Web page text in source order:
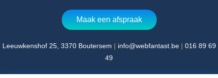
Maak een afspraak
Leeuwkenshof 25, 3370 Boutersem | info@webfantast.be| 016 89 69
49